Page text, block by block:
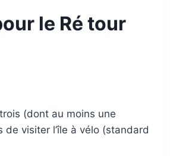
le Ré tour
(dont au moins une
visiter l’île à vélo (standard